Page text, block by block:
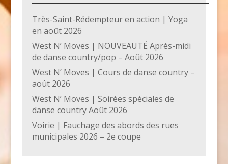
Très-Saint-Rédempteur en action | Yoga
en août 2026
West N’ Moves | NOUVEAUTÉ Après-midi
de danse country/pop – Août 2026
West N’ Moves | Cours de danse country –
août 2026
West N’ Moves | Soirées spéciales de
danse country Août 2026
Voirie | Fauchage des abords des rues
municipales 2026 – 2e coupe